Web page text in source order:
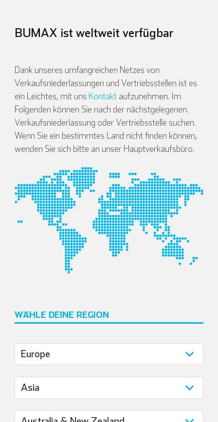
BUMAX ist weltweit verfügbar
Dank unseres umfangreichen Netzes von
Verkaufsniederlassungen und Vertriebsstellen ist es
ein Leichtes, mit uns Kontakt aufzunehmen. Im
Folgenden können Sie nach der nächstgelegenen.
Verkaufsniederlassung oder Vertriebsstelle suchen.
Wenn Sie ein bestimmtes Land nicht finden können,
wenden Sie sich bitte an unser Hauptverkaufsbüro.
WÄHLE DEINE REGION